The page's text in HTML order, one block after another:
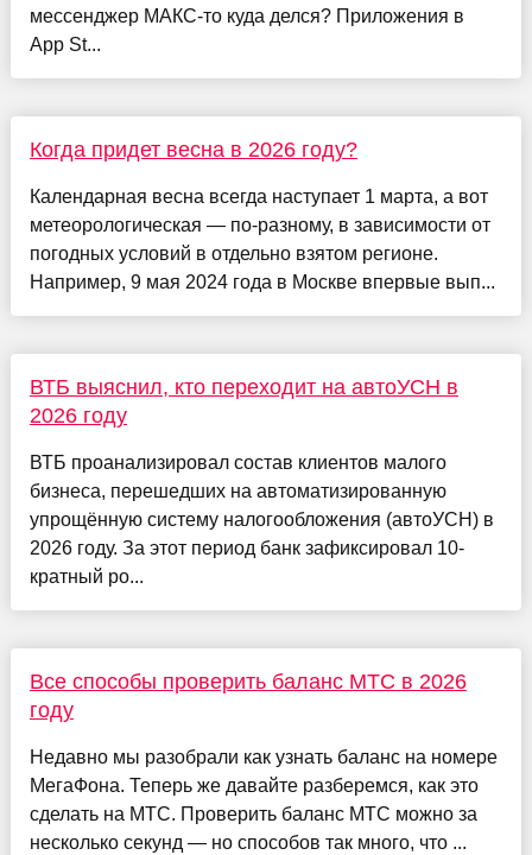
мессенджер МАКС-то куда делся? Приложения в
App St...
Когда придет весна в 2026 году?
Календарная весна всегда наступает 1 марта, а вот
метеорологическая — по-разному, в зависимости от
погодных условий в отдельно взятом регионе.
Например, 9 мая 2024 года в Москве впервые вып...
ВТБ выяснил, кто переходит на автоУСН в
2026 году
ВТБ проанализировал состав клиентов малого
бизнеса, перешедших на автоматизированную
упрощённую систему налогообложения (автоУСН) в
2026 году. За этот период банк зафиксировал 10-
кратный ро...
Все способы проверить баланс МТС в 2026
году
Недавно мы разобрали как узнать баланс на номере
МегаФона. Теперь же давайте разберемся, как это
сделать на МТС. Проверить баланс МТС можно за
несколько секунд — но способов так много, что ...